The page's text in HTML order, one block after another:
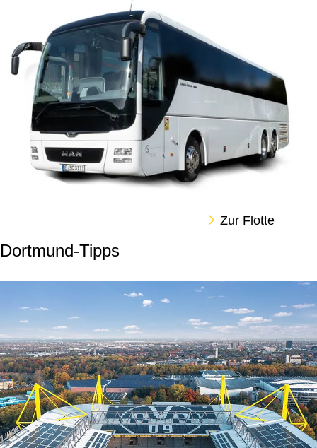
Zur Flotte
Dortmund-Tipps